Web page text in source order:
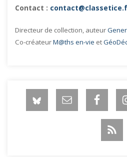
Contact :
Directeur de collection, auteur
Co-créateurM@ths en-vie et